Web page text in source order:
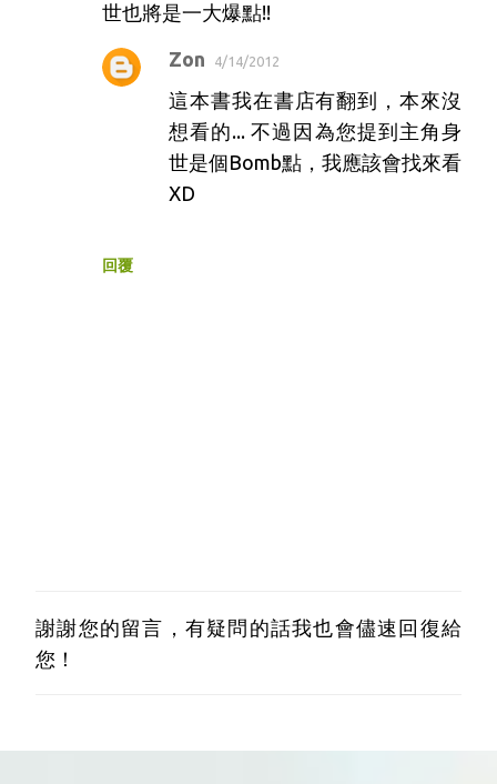
世也將是一大爆點!!
回覆
Zon 4/14/2012
這本書我在書店有翻到，本來沒
想看的... 不過因為您提到主角身
世是個Bomb點，我應該會找來看
XD
張
貼
謝謝您的留言，有疑問的話我也會儘速回復給
您！